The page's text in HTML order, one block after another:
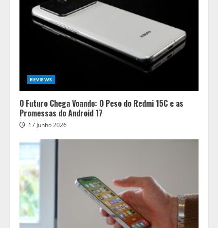
REVIEWS
O Futuro Chega Voando: O Peso do Redmi 15C e as
Promessas do Android 17
17 Junho 2026